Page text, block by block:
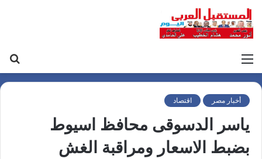
أخبار مصر اقتصاد
ياسر الدسوقى محافظ اسيوط
بضبط الاسعار ومراقبة الغش